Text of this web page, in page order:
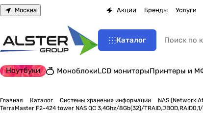
Москва Акции Бренды Услуги
Каталог
Ноутбуки МоноблокиLCD мониторыПринтеры и
Главная Каталог Системы хранения информации
NAS (Network
TerraMaster F2-424 tower NAS QC 3,4Ghz/8Gb(32)/